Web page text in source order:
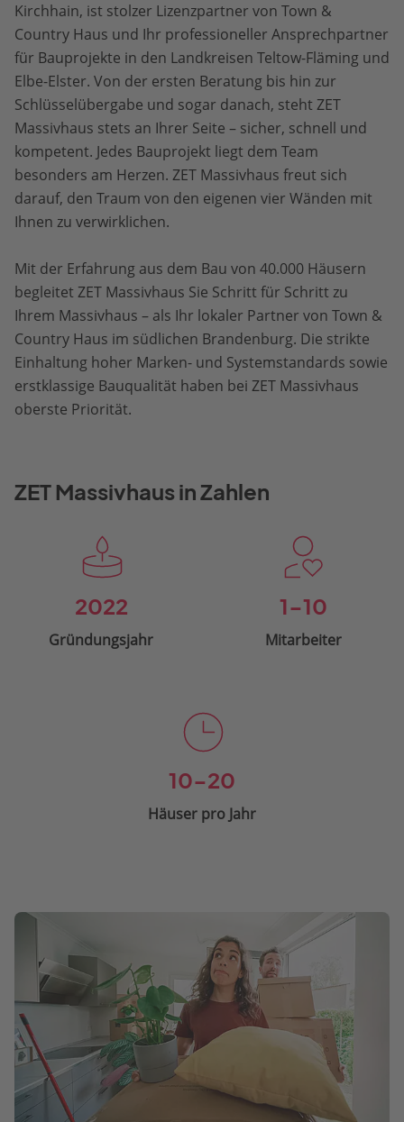
Kirchhain, ist stolzer Lizenzpartner von Town &
Country Haus und Ihr professioneller Ansprechpartner
für Bauprojekte in den Landkreisen Teltow-Fläming und
Elbe-Elster. Von der ersten Beratung bis hin zur
Schlüsselübergabe und sogar danach, steht ZET
Massivhaus stets an Ihrer Seite – sicher, schnell und
kompetent. Jedes Bauprojekt liegt dem Team
besonders am Herzen. ZET Massivhaus freut sich
darauf, den Traum von den eigenen vier Wänden mit
Ihnen zu verwirklichen.
Mit der Erfahrung aus dem Bau von 40.000 Häusern
begleitet ZET Massivhaus Sie Schritt für Schritt zu
Ihrem Massivhaus – als Ihr lokaler Partner von Town &
Country Haus im südlichen Brandenburg. Die strikte
Einhaltung hoher Marken- und Systemstandards sowie
erstklassige Bauqualität haben bei ZET Massivhaus
oberste Priorität.
ZET Massivhaus in Zahlen
2022
Gründungsjahr
1-10
Mitarbeiter
10-20
Häuser pro Jahr